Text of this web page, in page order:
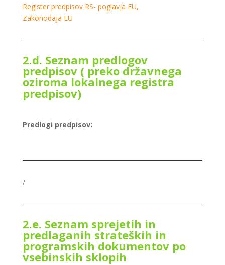
Register predpisov RS- poglavja EU,
Zakonodaja EU
2.d. Seznam predlogov
predpisov ( preko državnega
oziroma lokalnega registra
predpisov)
Predlogi predpisov:
/
2.e. Seznam sprejetih in
predlaganih strateških in
programskih dokumentov po
vsebinskih sklopih